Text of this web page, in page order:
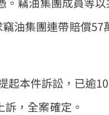
油集團連帶賠償57
起本件訴訟，已逾10
，全案確定。